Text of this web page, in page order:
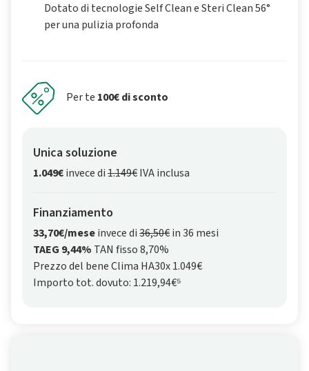
Dotato di tecnologie Self Clean e Steri Clean 56°
per una pulizia profonda
Per te 100€ di sconto
Unica soluzione
1.049€invece di1.149€IVA inclusa
Finanziamento
33,70€/meseinvece di36,50€in 36 mesi
TAEG 9,44% TAN fisso 8,70%
Prezzo del bene Clima HA30x 1.049€
Importo tot. dovuto: 1.219,94€⁵